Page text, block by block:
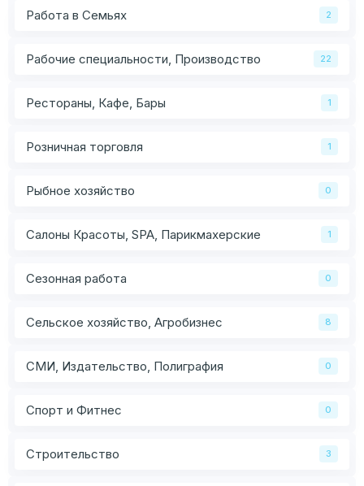
Работа в Семьях 2
Рабочие специальности, Производство 22
Рестораны, Кафе, Бары 1
Розничная торговля 1
Рыбное хозяйство 0
Салоны Красоты, SPA, Парикмахерские 1
Сезонная работа 0
Сельское хозяйство, Агробизнес 8
СМИ, Издательство, Полиграфия 0
Спорт и Фитнес 0
Строительство 3